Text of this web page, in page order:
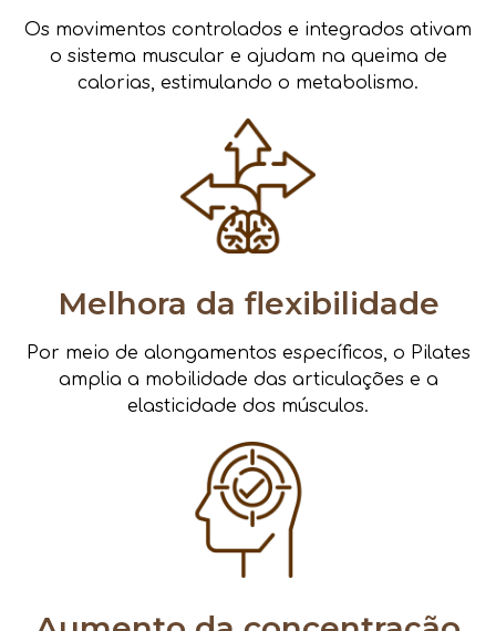
Os movimentos controlados e integrados ativam
o sistema muscular e ajudam na queima de
calorias, estimulando o metabolismo.
Melhora da flexibilidade
Por meio de alongamentos específicos, o Pilates
amplia a mobilidade das articulações e a
elasticidade dos músculos.